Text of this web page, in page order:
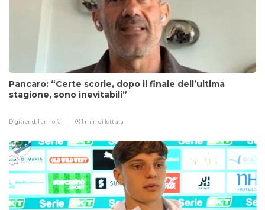
Pancaro: “Certe scorie, dopo il finale dell’ultima
stagione, sono inevitabili”
Digitrend,1 anno fa 1 min di lettura